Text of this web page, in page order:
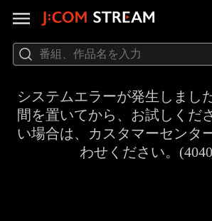
システムエラーが発生しまし
間を置いてから、お試しくだ
い場合は、カスタマーセンタ
わせください。